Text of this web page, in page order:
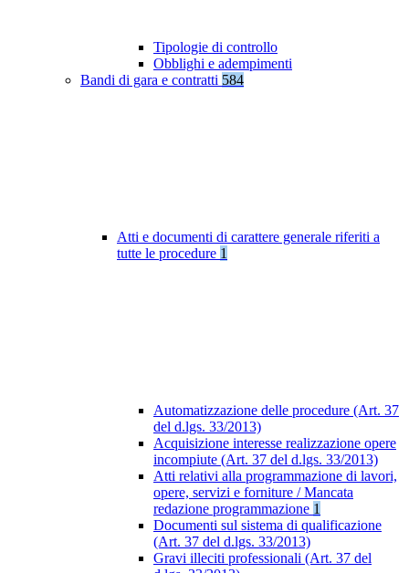
Tipologie di controllo
Obblighi e adempimenti
Bandi di gara e contratti 584
Atti e documenti di carattere generale riferiti a
tutte le procedure 1
Automatizzazione delle procedure (Art. 37
del d.lgs. 33/2013)
Acquisizione interesse realizzazione opere
incompiute (Art. 37 del d.lgs. 33/2013)
Atti relativi alla programmazione di lavori,
opere, servizi e forniture / Mancata
redazione programmazione 1
Documenti sul sistema di qualificazione
(Art. 37 del d.lgs. 33/2013)
Gravi illeciti professionali (Art. 37 del